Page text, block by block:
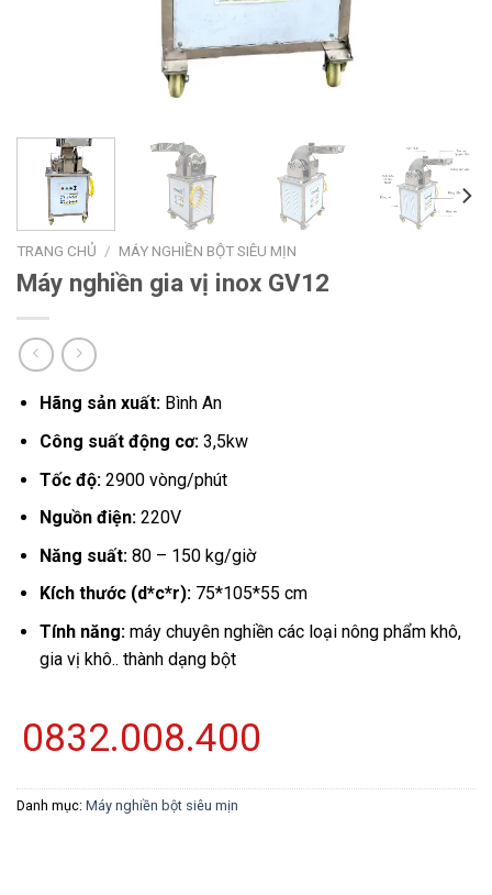
TRANG CHỦ / MÁY NGHIỀN BỘT SIÊU MỊN
Máy nghiền gia vị inox GV12
Hãng sản xuất: Bình An
Công suất động cơ:3,5kw
Tốc độ:2900 vòng/phút
Nguồn điện:220V
Năng suất:80 – 150 kg/giờ
Kích thước (d*c*r):75*105*55 cm
Tính năng:máy chuyên nghiền các loại nông phẩm khô,
gia vị khô.. thành dạng bột
0832.008.400
Danh mục: Máy nghiền bột siêu mịn